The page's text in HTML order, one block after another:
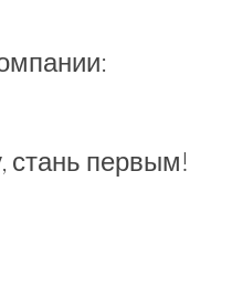
стань первым!